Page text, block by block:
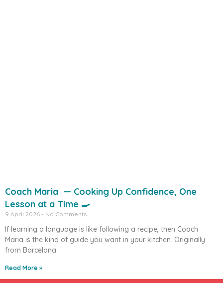
Coach Maria — Cooking Up Confidence, One
Lesson at a Time 🍳
9 April 2026 No Comments
If learning a language is like following a recipe, then Coach
Maria is the kind of guide you want in your kitchen. Originally
from Barcelona
Read More »